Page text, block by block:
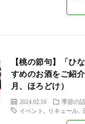
【桃の節句】「ひ
すめのお酒をご紹
月、ほろどけ）
2024.02.16
季節の
イベント
リキュール,